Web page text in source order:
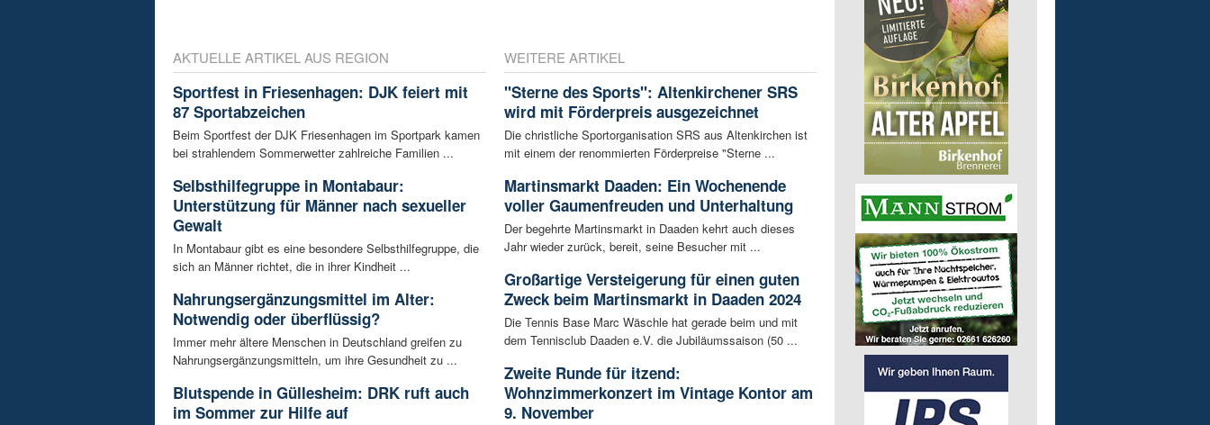
AKTUELLE ARTIKEL AUS REGION
Sportfest in Friesenhagen: DJK feiert mit
87 Sportabzeichen
Beim Sportfest der DJK Friesenhagen im Sportpark kamen
bei strahlendem Sommerwetter zahlreiche Familien ...
Selbsthilfegruppe in Montabaur:
Unterstützung für Männer nach sexueller
Gewalt
In Montabaur gibt es eine besondere Selbsthilfegruppe, die
sich an Männer richtet, die in ihrer Kindheit ...
Nahrungsergänzungsmittel im Alter:
Notwendig oder überflüssig?
Immer mehr ältere Menschen in Deutschland greifen zu
Nahrungsergänzungsmitteln, um ihre Gesundheit zu ...
Blutspende in Güllesheim: DRK ruft auch
im Sommer zur Hilfe auf
WEITERE ARTIKEL
"Sterne des Sports": Altenkirchener SRS
wird mit Förderpreis ausgezeichnet
Die christliche Sportorganisation SRS aus Altenkirchen ist
mit einem der renommierten Förderpreise "Sterne ...
Martinsmarkt Daaden: Ein Wochenende
voller Gaumenfreuden und Unterhaltung
Der begehrte Martinsmarkt in Daaden kehrt auch dieses
Jahr wieder zurück, bereit, seine Besucher mit ...
Großartige Versteigerung für einen guten
Zweck beim Martinsmarkt in Daaden 2024
Die Tennis Base Marc Wäschle hat gerade beim und mit
dem Tennisclub Daaden e.V. die Jubiläumssaison (50 ...
Zweite Runde für itzend:
Wohnzimmerkonzert im Vintage Kontor am
9. November